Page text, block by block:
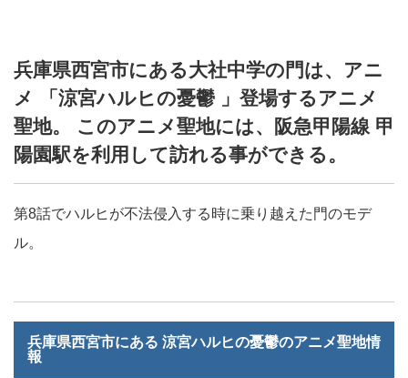
兵庫県西宮市にある大社中学の門は、アニ
メ 「涼宮ハルヒの憂鬱 」登場するアニメ
聖地。 このアニメ聖地には、阪急甲陽線 甲
陽園駅を利用して訪れる事ができる。
第8話でハルヒが不法侵入する時に乗り越えた門のモデ
ル。
兵庫県西宮市にある 涼宮ハルヒの憂鬱のアニメ聖地情
報